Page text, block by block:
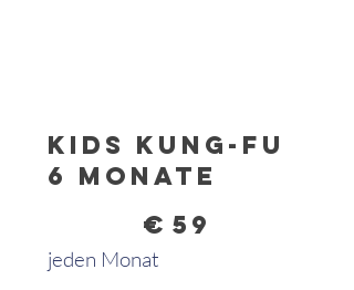
Kids Kung-Fu
6 Monate
€ 59
jeden Monat